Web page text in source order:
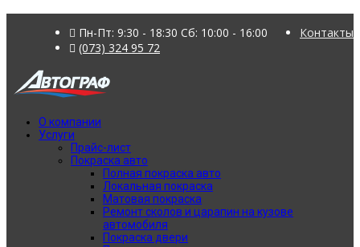
Контакты
Пн-Пт: 9:30 - 18:30 Сб: 10:00 - 16:00
(073) 324 95 72
О компании
Услуги
Прайс-лист
Покраска авто
Полная покраска авто
Локальная покраска
Матовая покраска
Ремонт сколов и царапин на кузове
автомобиля
Покраска двери